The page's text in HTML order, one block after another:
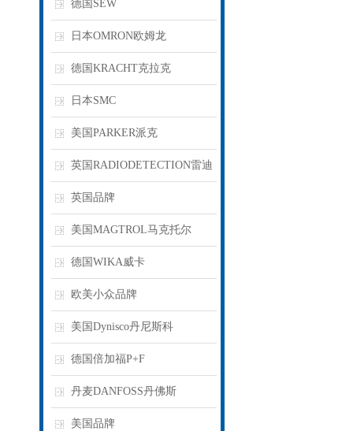
德国SEW
日本OMRON欧姆龙
德国KRACHT克拉克
日本SMC
美国PARKER派克
英国RADIODETECTION雷迪
英国品牌
美国MAGTROL马克托尔
德国WIKA威卡
欧美小众品牌
美国Dynisco丹尼斯科
德国倍加福P+F
丹麦DANFOSS丹佛斯
美国品牌